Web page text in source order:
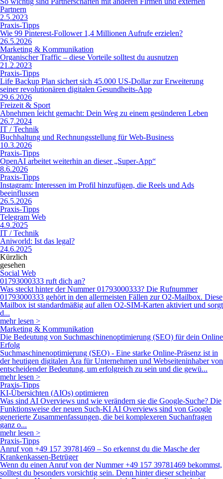
Partnern
2.5.2023
Praxis-Tipps
Wie 99 Pinterest-Follower 1,4 Millionen Aufrufe erzielen?
26.5.2026
Marketing & Kommunikation
Organischer Traffic – diese Vorteile solltest du ausnutzen
21.2.2023
Praxis-Tipps
Life Backup Plan sichert sich 45.000 US-Dollar zur Erweiterung
seiner revolutionären digitalen Gesundheits-App
29.6.2026
Freizeit & Sport
Abnehmen leicht gemacht: Dein Weg zu einem gesünderen Leben
26.7.2024
IT / Technik
Buchhaltung und Rechnungsstellung für Web-Business
10.3.2026
Praxis-Tipps
OpenAI arbeitet weiterhin an dieser „Super-App“
8.6.2026
Praxis-Tipps
Instagram: Interessen im Profil hinzufügen, die Reels und Ads
beeinflussen
26.5.2026
Praxis-Tipps
Telegram Web
4.9.2025
IT / Technik
Aniworld: Ist das legal?
24.6.2025
Kürzlich
gesehen
Social Web
01793000333 ruft dich an?
Was steckt hinter der Nummer 01793000333? Die Rufnummer
01793000333 gehört in den allermeisten Fällen zur O2-Mailbox. Diese
Mailbox ist standardmäßig auf allen O2-SIM-Karten aktiviert und sorgt
d...
mehr lesen >
Marketing & Kommunikation
Die Bedeutung von Suchmaschinenoptimierung (SEO) für dein Online
Erfolg
Suchmaschinenoptimierung (SEO) - Eine starke Online-Präsenz ist in
der heutigen digitalen Ära für Unternehmen und Webseiteninhaber von
entscheidender Bedeutung, um erfolgreich zu sein und die gewü...
mehr lesen >
Praxis-Tipps
KI-Übersichten (AIOs) optimieren
Was sind AI Overviews und wie verändern sie die Google-Suche? Die
Funktionsweise der neuen Such-KI AI Overviews sind von Google
generierte Zusammenfassungen, die bei komplexeren Suchanfragen
ganz o...
mehr lesen >
Praxis-Tipps
Anruf von +49 157 39781469 – So erkennst du die Masche der
Krankenkassen-Betrüger
Wenn du einen Anruf von der Nummer +49 157 39781469 bekommst,
solltest du besonders vorsichtig sein. Denn hinter dieser scheinbar